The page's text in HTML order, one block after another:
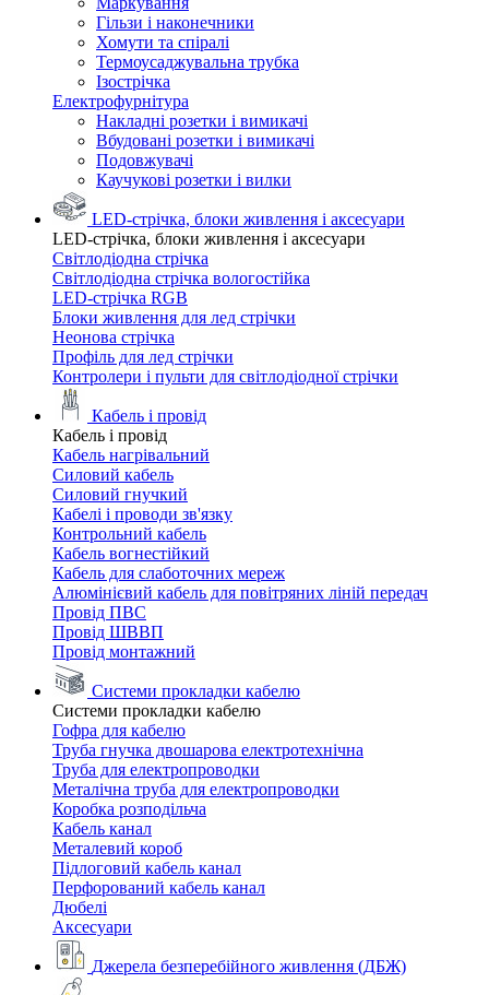
Гільзи і наконечники
Хомути та спіралі
Термоусаджувальна трубка
Ізострічка
Електрофурнітура
Накладні розетки і вимикачі
Вбудовані розетки і вимикачі
Подовжувачі
Каучукові розетки і вилки
LED-стрічка, блоки живлення і аксесуари
LED-стрічка, блоки живлення і аксесуари
Світлодіодна стрічка
Світлодіодна стрічка вологостійка
LED-стрічка RGB
Блоки живлення для лед стрічки
Неонова стрічка
Профіль для лед стрічки
Контролери і пульти для світлодіодної стрічки
Кабель і провід
Кабель і провід
Кабель нагрівальний
Силовий кабель
Силовий гнучкий
Кабелі і проводи зв'язку
Контрольний кабель
Кабель вогнестійкий
Кабель для слаботочних мереж
Алюмінієвий кабель для повітряних ліній передач
Провід ПВС
Провід ШВВП
Провід монтажний
Системи прокладки кабелю
Системи прокладки кабелю
Гофра для кабелю
Труба гнучка двошарова електротехнічна
Труба для електропроводки
Металічна труба для електропроводки
Коробка розподільча
Кабель канал
Металевий короб
Підлоговий кабель канал
Перфорований кабель канал
Дюбелі
Аксесуари
Джерела безперебійного живлення (ДБЖ)